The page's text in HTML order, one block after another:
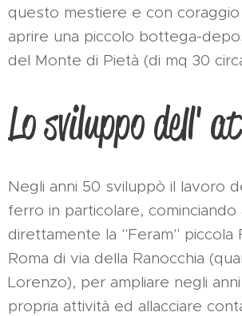
questo mestiere e con coraggio
aprire una piccolo bottega-
del Monte di Pietà (di mq 30
Lo sviluppo dell'
Negli anni 50 sviluppò il lavoro
ferro in particolare, cominciando
direttamente la "Feram" piccola
Roma di via della Ranocchia
Lorenzo), per ampliare negli
propria attività ed allacciare